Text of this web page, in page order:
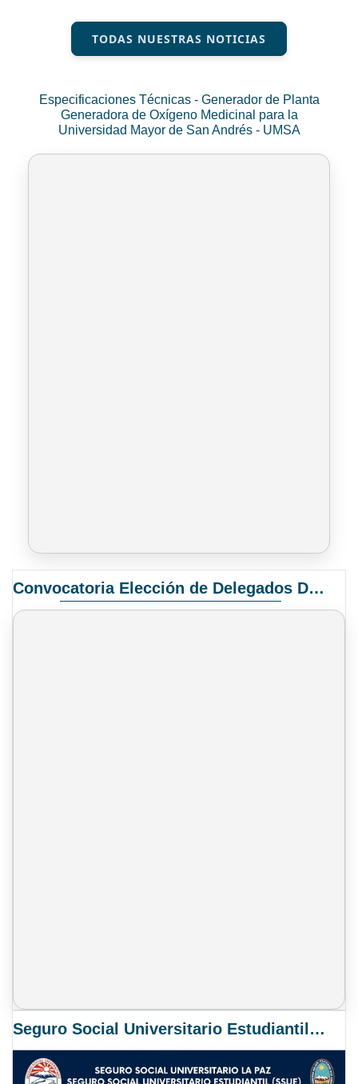
TODAS NUESTRAS NOTICIAS
Especificaciones Técnicas - Generador de Planta
Generadora de Oxígeno Medicinal para la
Universidad Mayor de San Andrés - UMSA
Convocatoria Elección de Delegados Docentes para el XIV Congreso Nacional de Universidades
Seguro Social Universitario Estudiantil SSUE